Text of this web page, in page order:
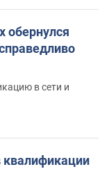
обернулся
в сети и
квалификации